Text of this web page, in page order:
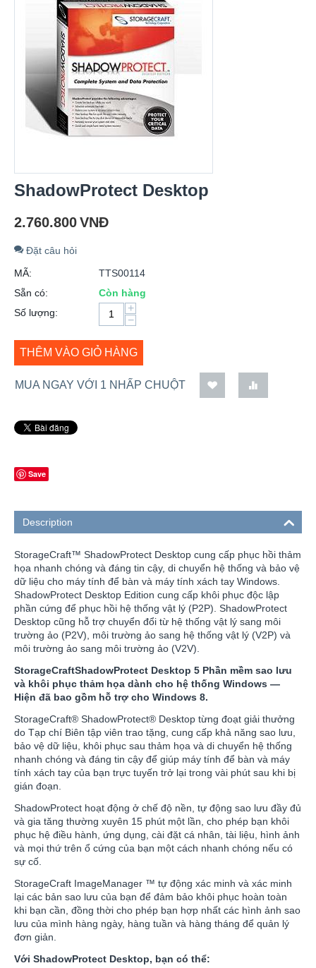
ShadowProtect Desktop
2.760.800VNĐ
Đặt câu hỏi
MÃ:
TTS00114
Sẵn có:
Còn hàng
Số lượng:
+
−
THÊM VÀO GIỎ HÀNG
MUA NGAY VỚI 1 NHẤP CHUỘT
Save
Description
StorageCraft™ ShadowProtect Desktop cung cấp phục hồi thảm
họa nhanh chóng và đáng tin cậy, di chuyển hệ thống và bảo vệ
dữ liệu cho máy tính để bàn và máy tính xách tay Windows.
ShadowProtect Desktop Edition cung cấp khôi phục độc lập
phần cứng để phục hồi hệ thống vật lý (P2P). ShadowProtect
Desktop cũng hỗ trợ chuyển đổi từ hệ thống vật lý sang môi
trường ảo (P2V), môi trường ảo sang hệ thống vật lý (V2P) và
môi trường ảo sang môi trường ảo (V2V).
StorageCraftShadowProtect Desktop 5 Phần mềm sao lưu
và khôi phục thảm họa dành cho hệ thống Windows —
Hiện đã bao gồm hỗ trợ cho Windows 8.
StorageCraft® ShadowProtect® Desktop từng đoạt giải thưởng
do Tạp chí Biên tập viên trao tặng, cung cấp khả năng sao lưu,
bảo vệ dữ liệu, khôi phục sau thảm họa và di chuyển hệ thống
nhanh chóng và đáng tin cậy để giúp máy tính để bàn và máy
tính xách tay của bạn trực tuyến trở lại trong vài phút sau khi bị
gián đoạn.
ShadowProtect hoạt động ở chế độ nền, tự động sao lưu đầy đủ
và gia tăng thường xuyên 15 phút một lần, cho phép bạn khôi
phục hệ điều hành, ứng dụng, cài đặt cá nhân, tài liệu, hình ảnh
và mọi thứ trên ổ cứng của bạn một cách nhanh chóng nếu có
sự cố.
StorageCraft ImageManager ™ tự động xác minh và xác minh
lại các bản sao lưu của bạn để đảm bảo khôi phục hoàn toàn
khi bạn cần, đồng thời cho phép bạn hợp nhất các hình ảnh sao
lưu của mình hàng ngày, hàng tuần và hàng tháng để quản lý
đơn giản.
Với ShadowProtect Desktop, bạn có thể: